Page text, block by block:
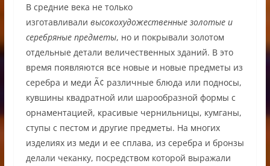
В средние века не только
изготавливали высокохудожественные золотые и
серебряные предметы, но и покрывали золотом
отдельные детали величественных зданий. В это
время появляются все новые и новые предметы из
серебра и меди Ã¢ различные блюда или подносы,
кувшины квадратной или шарообразной формы с
орнаментацией, красивые чернильницы, кумганы,
ступы с пестом и другие предметы. На многих
изделиях из меди и ее сплава, из серебра и бронзы
делали чеканку, посредством которой выражали